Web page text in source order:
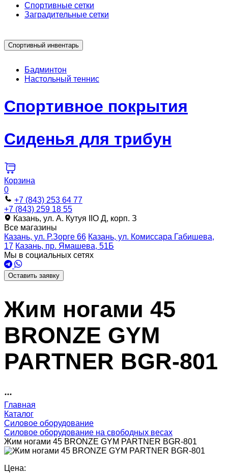
Спортивные сетки
Заградительные сетки
Спортивный инвентарь
Бадминтон
Настольный теннис
Спортивное покрытия
Сиденья для трибун
Корзина
0
+7 (843) 253 64 77
+7 (843) 259 18 55
Казань, ул. А. Кутуя IIO Д, корп. З
Все магазины
Казань, ул. Р.Зорге 66 Казань, ул. Комиссара Габишева,
17 Казань, пр. Ямашева, 51Б
Мы в социальных сетях
Оставить заявку
Жим ногами 45
BRONZE GYM
PARTNER BGR-801
Главная
Каталог
Силовое оборудование
Силовое оборудование на свободных весах
Жим ногами 45 BRONZE GYM PARTNER BGR-801
Цена: